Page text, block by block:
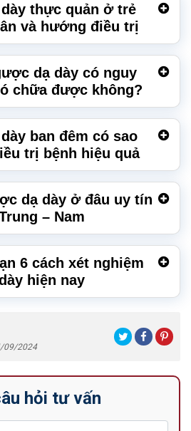
thực quản ở trẻ
và hướng điều trị
dạ dày có nguy
chữa được không?
ban đêm có sao
trị bệnh hiệu quả
dạ dày ở đâu uy tín
– Nam
6 cách xét nghiệm
hiện nay
09/2024
hỏi tư vấn